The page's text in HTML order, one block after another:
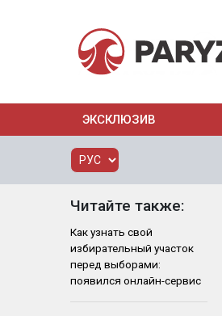
ЭКСКЛЮЗИВ
Читайте также:
Как узнать свой
избирательный участок
перед выборами:
появился онлайн-сервис